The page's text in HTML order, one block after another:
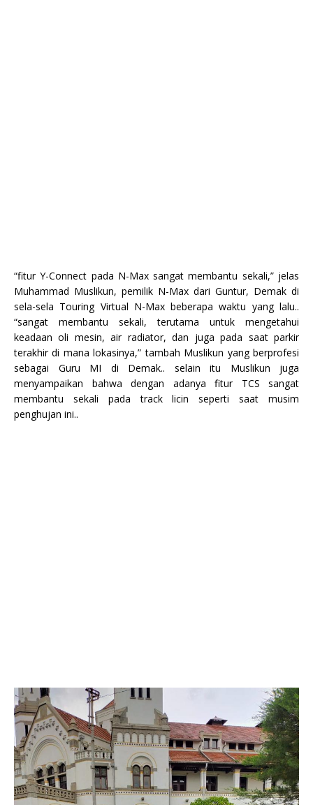
“fitur Y-Connect pada N-Max sangat membantu sekali,” jelas
Muhammad Muslikun, pemilik N-Max dari Guntur, Demak di
sela-sela Touring Virtual N-Max beberapa waktu yang lalu..
“sangat membantu sekali, terutama untuk mengetahui
keadaan oli mesin, air radiator, dan juga pada saat parkir
terakhir di mana lokasinya,” tambah Muslikun yang berprofesi
sebagai Guru MI di Demak.. selain itu Muslikun juga
menyampaikan bahwa dengan adanya fitur TCS sangat
membantu sekali pada track licin seperti saat musim
penghujan ini..